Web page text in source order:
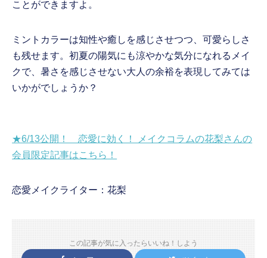
ことができますよ。
ミントカラーは知性や癒しを感じさせつつ、可愛らしさ
も残せます。初夏の陽気にも涼やかな気分になれるメイ
クで、暑さを感じさせない大人の余裕を表現してみては
いかがでしょうか？
★6/13公開！ 恋愛に効く！ メイクコラムの花梨さんの
会員限定記事はこちら！
恋愛メイクライター：花梨
この記事が気に入ったらいいね！しよう